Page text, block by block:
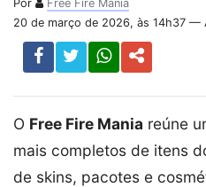
Por
Free Fire Mania
20 de março de 2026, às 14h37 —
O Free Fire Mania reúne
mais completos de itens
de skins, pacotes e